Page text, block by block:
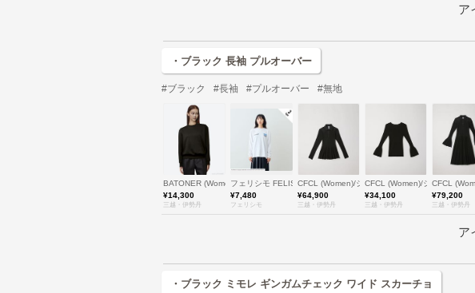
ア
・ブラック 長袖 プルオーバー
#ブラック #長袖 #プルオーバー #無地
BATONER (Women)/バトナー
¥14,300
三越・伊勢丹
フェリシモ FELISSIMO
¥7,480
フェリシモ
CFCL (Women)/シーエフシーエル
¥64,900
三越・伊勢丹
CFCL (Women)/シーエフシー
¥34,100
三越・伊勢丹
CFCL
¥79,200
三越・伊勢丹
ア
・ブラック ミモレ ギンガムチェック ワイド スカーチョ